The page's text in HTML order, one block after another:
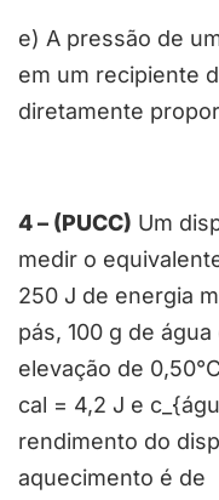
e) A pressão de
em um recipiente
diretamente
4 – (PUCC) Um
medir o
250 J de energia
pás, 100 g de
elevação de
cal = 4,2 J e
rendimento do
aquecimento é de